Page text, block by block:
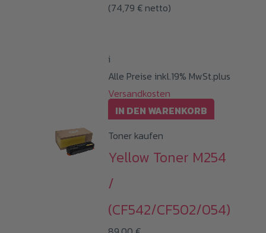
(74,79 € netto)
i
Alle Preise inkl.19% MwSt.plus
Versandkosten
IN DEN WARENKORB
Toner kaufen
Yellow Toner M254
/
(CF542/CF502/054)